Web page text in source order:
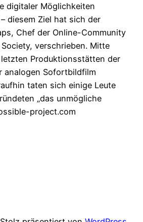
digitaler Möglichkeiten
diesem Ziel hat sich der
Chef der Online-Community
verschrieben. Mitte
Produktionsstätten der
analogen Sofortbildfilm
taten sich einige Leute
„das unmögliche
project.com